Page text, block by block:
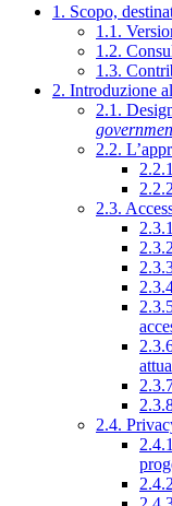
1. Scopo,
1.1.
1.2.
1.3.
2. Introduzione
2.1.
2.2.
2.3.
2.4.